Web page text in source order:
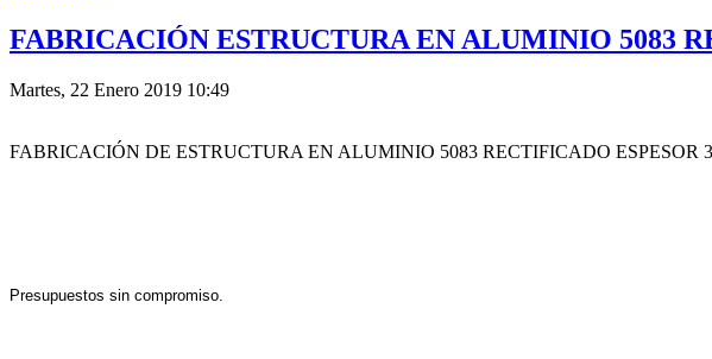
FABRICACIÓN ESTRUCTURA EN ALUMINIO 5083
Martes, 22 Enero 2019 10:49
FABRICACIÓN DE ESTRUCTURA EN ALUMINIO 5083 RECTIFICADO
Presupuestos sin compromiso.